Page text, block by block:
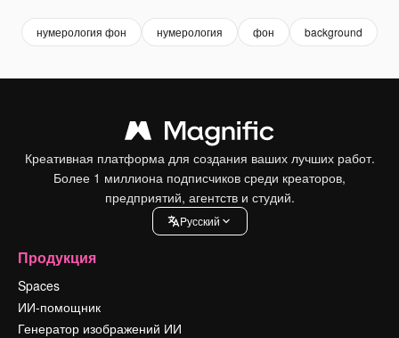
нумерология фон нумерология фон background
Креативная платформа для создания ваших лучших работ.
Более 1 миллиона подписчиков среди креаторов,
предприятий, агентств и студий.
Pусский
Продукция
Spaces
ИИ-помощник
Генератор изображений ИИ